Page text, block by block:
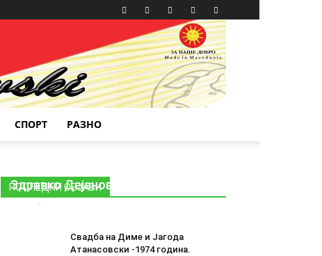
СПОРТ РАЗНО
ПОСЛЕДНИ ОБЈАВИ
Здравко Дејановиќ-алпинизам
-
Свадба на Диме и Јагода
Атанасовски -1974 година.